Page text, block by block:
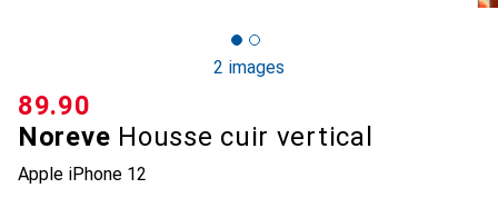
2 images
Noreve Housse cuir vertical
Apple iPhone 12
CHF
89.90